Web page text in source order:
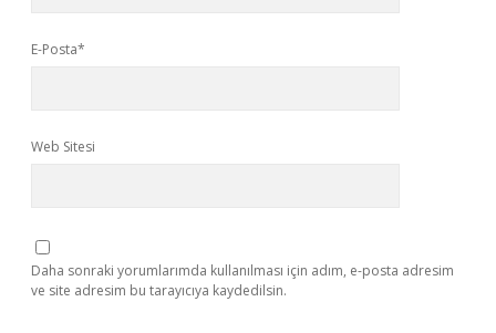
E-Posta*
Web Sitesi
Daha sonraki yorumlarımda kullanılması için adım, e-posta adresim
ve site adresim bu tarayıcıya kaydedilsin.